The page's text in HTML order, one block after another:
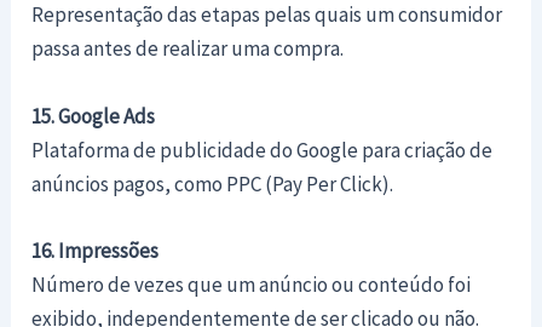
Representação das etapas pelas quais um consumidor
passa antes de realizar uma compra.
15. Google Ads
Plataforma de publicidade do Google para criação de
anúncios pagos, como PPC (Pay Per Click).
16. Impressões
Número de vezes que um anúncio ou conteúdo foi
exibido, independentemente de ser clicado ou não.